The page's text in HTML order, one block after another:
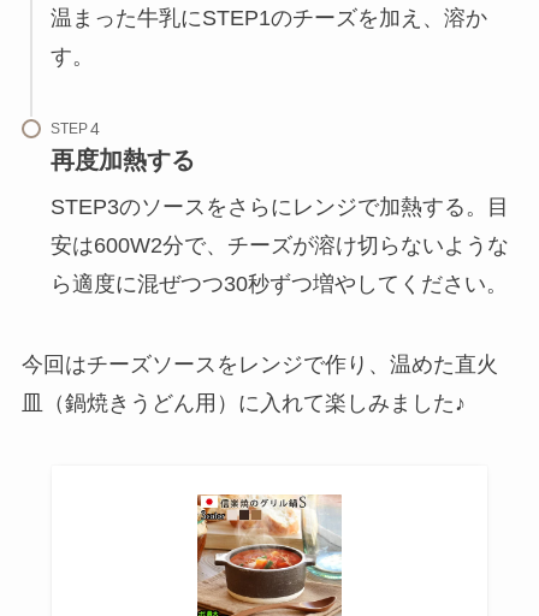
温まった牛乳にSTEP1のチーズを加え、溶か
す。
STEP
再度加熱する
STEP3のソースをさらにレンジで加熱する。目
安は600W2分で、チーズが溶け切らないような
ら適度に混ぜつつ30秒ずつ増やしてください。
今回はチーズソースをレンジで作り、温めた直火
皿（鍋焼きうどん用）に入れて楽しみました♪